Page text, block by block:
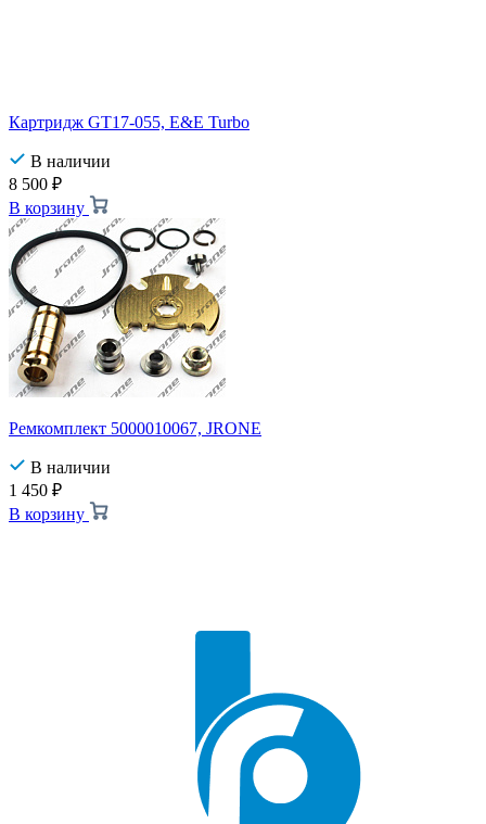
Картридж GT17-055, E&E Turbo
В наличии
8 500 ₽
В корзину
Ремкомплект 5000010067, JRONE
В наличии
1 450 ₽
В корзину